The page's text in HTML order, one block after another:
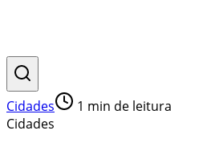
Cidades 1 min de leitura
Cidades